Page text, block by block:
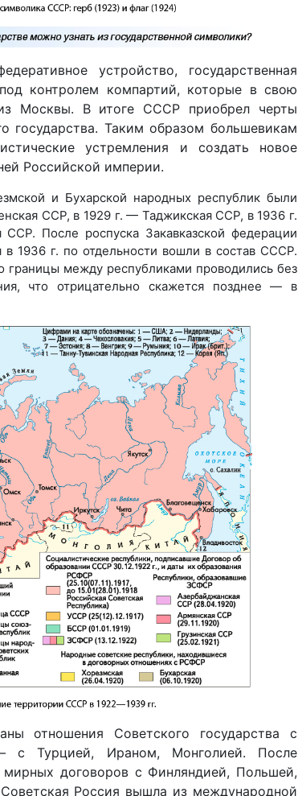
устройство, государственная
контролем компартий, которые в свою
Москвы. В итоге СССР приобрел черты
государства. Таким образом большевикам
устремления и создать новое
Российской империи.
и Бухарской народных республик были
ССР, в 1929 г. — Таджикская ССР, в 1936 г.
После роспуска Закавказской федерации
1936 г. по отдельности вошли в состав СССР.
границы между республиками проводились без
что отрицательно скажется позднее — в
отношения Советского государства с
с Турцией, Ираном, Монголией. После
мирных договоров с Финляндией, Польшей,
Россия вышла из международной